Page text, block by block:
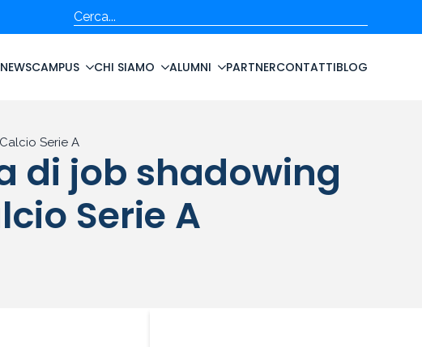
Cerca
NEWSCAMPUS CHI SIAMO ALUMNI PARTNERCONTATTIBLOG
Serie A
di job shadowing
Serie A